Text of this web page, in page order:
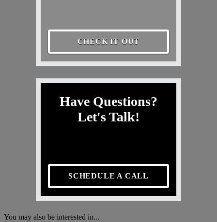
CHECK IT OUT
Have Questions?
Let's Talk!
SCHEDULE A CALL
You may also be interested in...